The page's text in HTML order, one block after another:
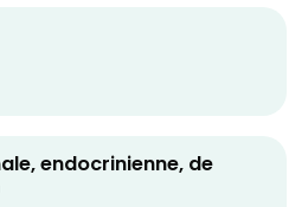
endocrinienne, de